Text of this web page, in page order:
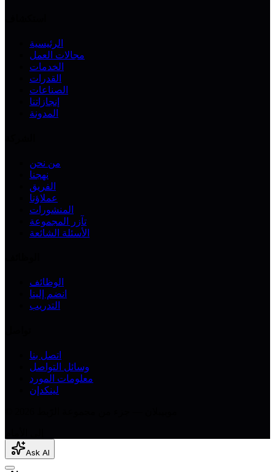
الرئيسية
مجالات العمل
الخدمات
القدرات
الصناعات
إنجازاتنا
المدونة
من نحن
نهجنا
الفريق
عملاؤنا
المنشورات
تآزر المجموعة
الأسئلة الشائعة
الوظائف
انضم إلينا
التدريب
اتصل بنا
وسائل التواصل
معلومات المورد
لينكدإن
Ask AI